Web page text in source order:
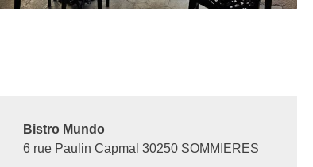
Bistro Mundo
6 rue Paulin Capmal 30250 SOMMIERES